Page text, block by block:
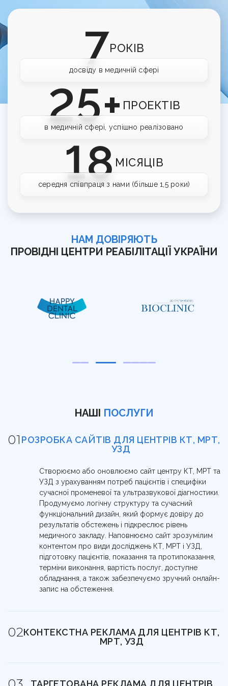
Команда
Кому ми допомагаємо
Навчання сервісу в клініці
Калькулятор LTV пацієнта
Гайд з медичного GEO
UTM-генератор
SEO-перевірка сайту клініки
Статті
Контакти
7РОКІВ
досвіду в медичній сфері
25+ПРОЕКТІВ
в медичній сфері, успішно реалізовано
18МІСЯЦІВ
середня співпраця з нами (більше 1,5 роки)
НАМ ДОВІРЯЮТЬ
ПРОВІДНІ ЦЕНТРИ РЕАБІЛІТАЦІЇ УКРАЇНИ
НАШІ ПОСЛУГИ
РОЗРОБКА САЙТІВ ДЛЯ ЦЕНТРІВ КТ, МРТ,
УЗД
Створюємо або оновлюємо сайт центру КТ, МРТ та
УЗД з урахуванням потреб пацієнтів і специфіки
сучасної променевої та ультразвукової діагностики.
Продумуємо логічну структуру та сучасний
функціональний дизайн, який формує довіру до
результатів обстежень і підкреслює рівень
медичного закладу. Наповнюємо сайт зрозумілим
контентом про види досліджень КТ, МРТ і УЗД,
підготовку пацієнтів, показання та протипоказання,
терміни виконання, вартість послуг, доступне
обладнання, а також забезпечуємо зручний онлайн-
запис на обстеження.
КОНТЕКСТНА РЕКЛАМА ДЛЯ ЦЕНТРІВ КТ,
МРТ, УЗД
ТАРГЕТОВАНА РЕКЛАМА ДЛЯ ЦЕНТРІВ